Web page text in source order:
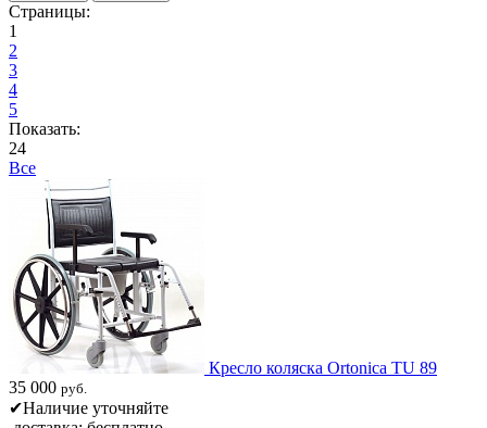
Страницы:
1
2
3
4
5
Показать:
24
Все
Кресло коляска Ortonica TU 89
35 000 руб.
✔Наличие уточняйте